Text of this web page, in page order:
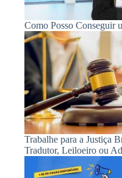
Como Posso Conseguir
Trabalhe para a Justiça
Tradutor, Leiloeiro ou